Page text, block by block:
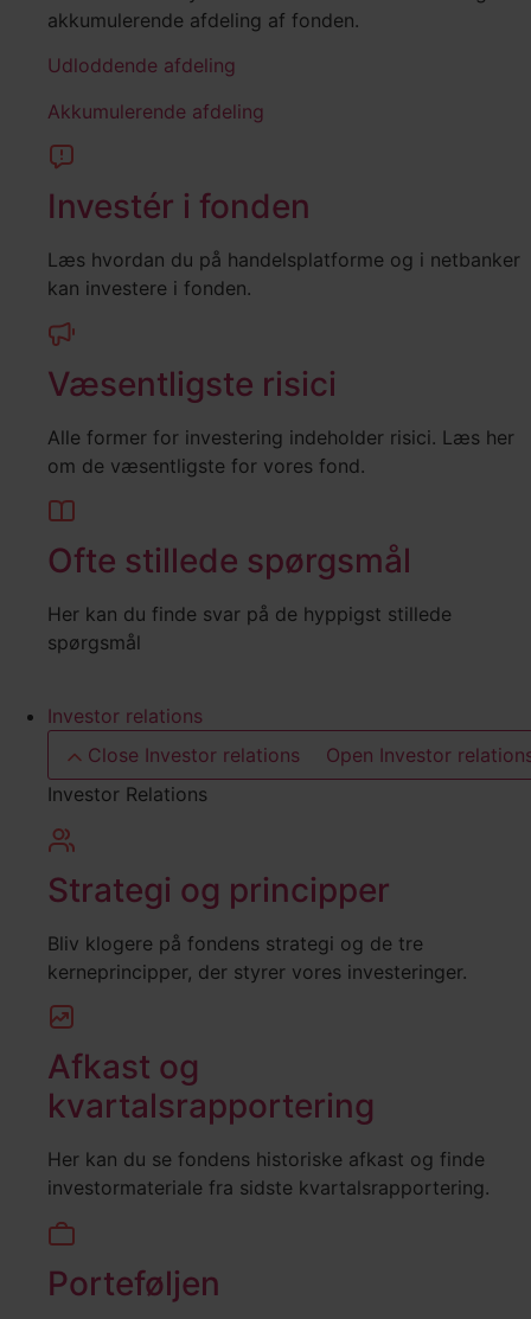
akkumulerende afdeling af fonden.
Udloddende afdeling
Akkumulerende afdeling
Investér i fonden
Læs hvordan du på handelsplatforme og i netbanker
kan investere i fonden.
Væsentligste risici
Alle former for investering indeholder risici. Læs her
om de væsentligste for vores fond.
Ofte stillede spørgsmål
Her kan du finde svar på de hyppigst stillede
spørgsmål
Investor relations
Close Investor relations
Open Investor
Investor Relations
Strategi og principper
Bliv klogere på fondens strategi og de tre
kerneprincipper, der styrer vores investeringer.
Afkast og
kvartalsrapportering
Her kan du se fondens historiske afkast og finde
investormateriale fra sidste kvartalsrapportering.
Porteføljen